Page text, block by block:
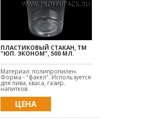
ПЛАСТИКОВЫЙ СТАКАН, ТМ
"ЮП. ЭКОНОМ", 500 МЛ.
Материал: полипропилен.
Форма - "факел". Используется
для пива, кваса, газир.
напитков.
ЦЕНА